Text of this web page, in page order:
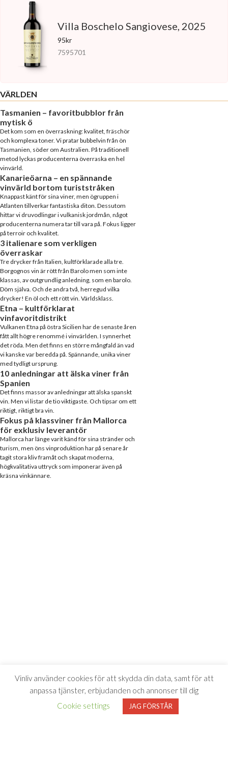
Villa Boschelo Sangiovese, 2025
95kr
7595701
VÄRLDEN
Tasmanien – favoritbubblor från
mytisk ö
Det kom som en överraskning: kvalitet, fräschör
och komplexa toner. Vi pratar bubbelvin från ön
Tasmanien, söder om Australien. På traditionell
metod lyckas producenterna överraska en hel
vinvärld.
Kanarieöarna – en spännande
vinvärld bortom turiststråken
Knappast känt för sina viner, men ögruppen i
Atlanten tillverkar fantastiska diton. Dessutom
hittar vi druvodlingar i vulkanisk jordmån, något
producenterna numera tar till vara på. Fokus ligger
på terroir och kvalitet.
3 italienare som verkligen
överraskar
Tre drycker från Italien, kultförklarade alla tre.
Borgognos vin är rött från Barolo men som inte
klassas, av outgrundlig anledning, som en barolo.
Döm själva. Och de andra två, herregud vilka
drycker! En öl och ett rött vin. Världsklass.
Etna – kultförklarat
vinfavoritdistrikt
Vulkanen Etna på östra Sicilien har de senaste åren
fått allt högre renommé i vinvärlden. I synnerhet
det röda. Men det finns en större mångfald än vad
vi kanske var beredda på. Spännande, unika viner
med tydligt ursprung.
10 anledningar att älska viner från
Spanien
Det finns massor av anledningar att älska spanskt
vin. Men vi listar de tio viktigaste. Och tipsar om ett
riktigt, riktigt bra vin.
Fokus på klassviner från Mallorca
för exklusiv leverantör
Mallorca har länge varit känd för sina stränder och
turism, men öns vinproduktion har på senare år
tagit stora kliv framåt och skapat moderna,
högkvalitativa uttryck som imponerar även på
kräsna vinkännare.
Vinliv använder cookies för att skydda din data, samt för att
anpassa tjänster, erbjudanden och annonser till dig
Cookie settings
JAG FÖRSTÅR